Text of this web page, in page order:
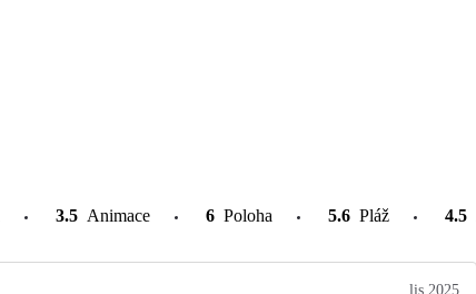
3.5 Animace 6 Poloha 5.6 Pláž 4.5
lis 2025